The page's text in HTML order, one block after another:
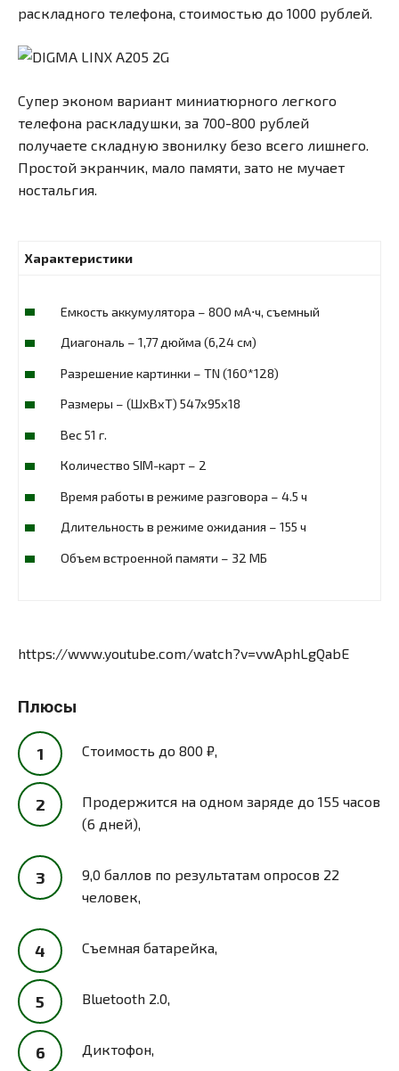
раскладного телефона, стоимостью до 1000 рублей.
Супер эконом вариант миниатюрного легкого
телефона раскладушки, за 700-800 рублей
получаете складную звонилку безо всего лишнего.
Простой экранчик, мало памяти, зато не мучает
ностальгия.
Характеристики
Емкость аккумулятора – 800 мА⋅ч, съемный
Диагональ – 1,77 дюйма (6,24 см)
Разрешение картинки – TN (160*128)
Размеры – (ШxВxТ) 547x95x18
Вес 51 г.
Количество SIM-карт – 2
Время работы в режиме разговора – 4.5 ч
Длительность в режиме ожидания – 155 ч
Объем встроенной памяти – 32 МБ
https://www.youtube.com/watch?v=vwAphLgQabE
Плюсы
Стоимость до 800 ₽,
Продержится на одном заряде до 155 часов
(6 дней),
9,0 баллов по результатам опросов 22
человек,
Съемная батарейка,
Bluetooth 2.0,
Диктофон,